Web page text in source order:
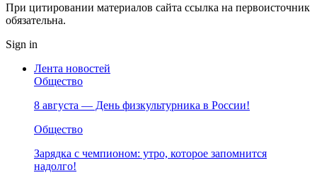
При цитировании материалов сайта ссылка на первоисточник
обязательна.
Sign in
Лента новостей
Общество
8 августа — День физкультурника в России!
Общество
Зарядка с чемпионом: утро, которое запомнится
надолго!